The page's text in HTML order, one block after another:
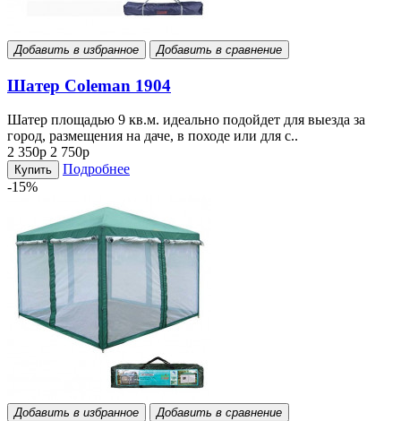
Добавить в избранное Добавить в сравнение
Шатер Coleman 1904
Шатер площадью 9 кв.м. идеально подойдет для выезда за
город, размещения на даче, в походе или для с..
2 350р 2 750р
Купить
Подробнее
-15%
Добавить в избранное Добавить в сравнение